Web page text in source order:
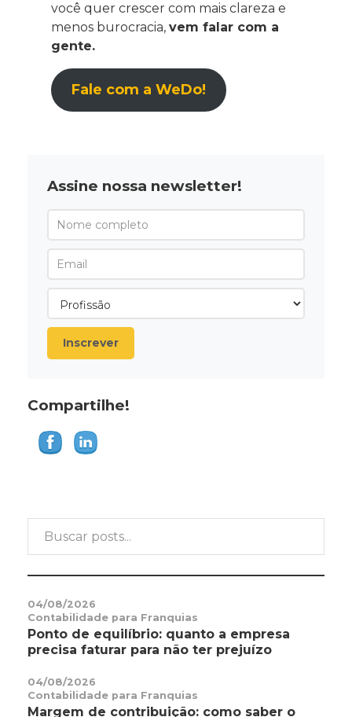
você quer crescer com mais clareza e
menos burocracia,vem falar com a
gente.
Fale com a WeDo!
Assine nossa newsletter!
Inscrever
Compartilhe!
04/08/2026
Contabilidade para Franquias
Ponto de equilíbrio: quanto a empresa
precisa faturar para não ter prejuízo
04/08/2026
Contabilidade para Franquias
Margem de contribuição: como saber o